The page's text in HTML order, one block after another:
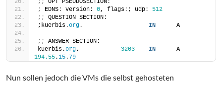
;;
OPT PSEUDOSECTION:
;
EDNS: version: 0, flags:; udp: 512
;;
QUESTION SECTION:
;kuerbis.org. IN
      A
;;
ANSWER SECTION:
kuerbis.org. 3203 IN
194.55.15. 79
Nun sollen jedoch die VMs die selbst gehosteten